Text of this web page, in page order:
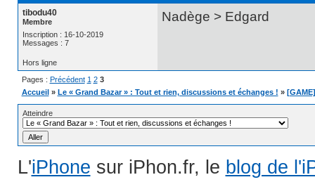
tibodu40
Membre
Inscription : 16-10-2019
Messages : 7
Nadège > Edgard
Hors ligne
Pages : Précédent 1 2 3
Accueil » Le « Grand Bazar » : Tout et rien, discussions et échanges ! »
Atteindre
L'iPhone sur iPhon.fr, le blog de